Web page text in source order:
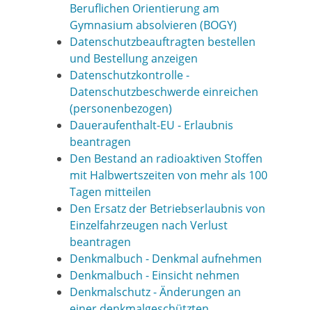
Beruflichen Orientierung am
Gymnasium absolvieren (BOGY)
Datenschutzbeauftragten bestellen
und Bestellung anzeigen
Datenschutzkontrolle -
Datenschutzbeschwerde einreichen
(personenbezogen)
Daueraufenthalt-EU - Erlaubnis
beantragen
Den Bestand an radioaktiven Stoffen
mit Halbwertszeiten von mehr als 100
Tagen mitteilen
Den Ersatz der Betriebserlaubnis von
Einzelfahrzeugen nach Verlust
beantragen
Denkmalbuch - Denkmal aufnehmen
Denkmalbuch - Einsicht nehmen
Denkmalschutz - Änderungen an